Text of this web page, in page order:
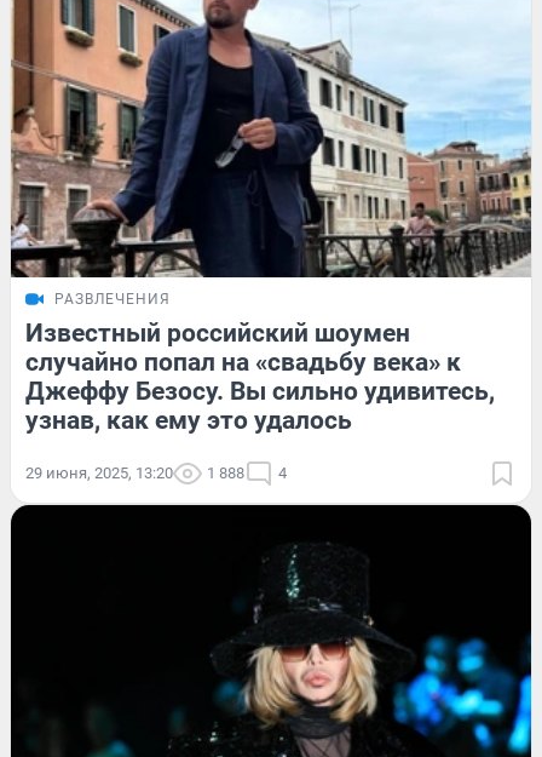
РАЗВЛЕЧЕНИЯ
Известный российский шоумен
случайно попал на «свадьбу века» к
Джеффу Безосу. Вы сильно удивитесь,
узнав, как ему это удалось
29 июня, 2025, 13:20 1 888 4